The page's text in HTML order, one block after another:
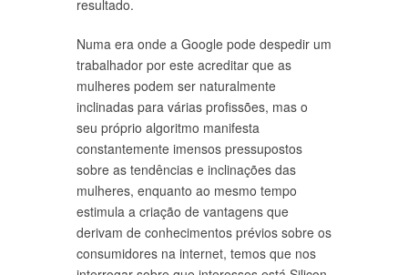
resultado.
Numa era onde a Google pode despedir um
trabalhador por este acreditar que as
mulheres podem ser naturalmente
inclinadas para várias profissões, mas o
seu próprio algoritmo manifesta
constantemente imensos pressupostos
sobre as tendências e inclinações das
mulheres, enquanto ao mesmo tempo
estimula a criação de vantagens que
derivam de conhecimentos prévios sobre os
consumidores na internet, temos que nos